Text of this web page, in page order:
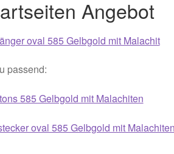
Magisches und Festliches zu
finden für Ostern 2016
finden für Ostern 2018
finden für Ostern 2020
finden für Ostern 2022
Angebot
oval 585 Gelbgold mit Malachit
passend:
585 Gelbgold mit Malachiten
oval 585 Gelbgold mit Malachiten